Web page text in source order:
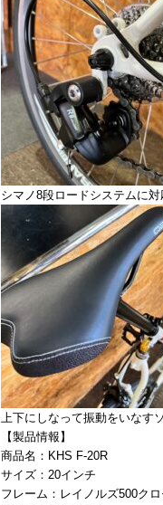
シマノ8段ロードシステムに
上下にしなって振動をいなす
【製品情報】
商品名：KHS F-20R
サイズ：20インチ
フレーム：レイノルズ500クロ